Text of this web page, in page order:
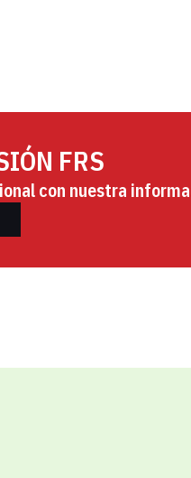
FRS
con nuestra